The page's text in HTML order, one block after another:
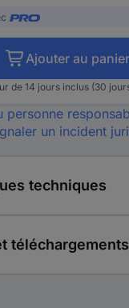
Ajouter au panier
de 14 jours inclus (30
personne
un incident
techniques
téléchargements